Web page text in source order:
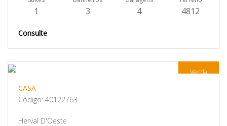
1 3 4 4812
Consulte
Venda
CASA
Código: 40122763
Herval D'Oeste